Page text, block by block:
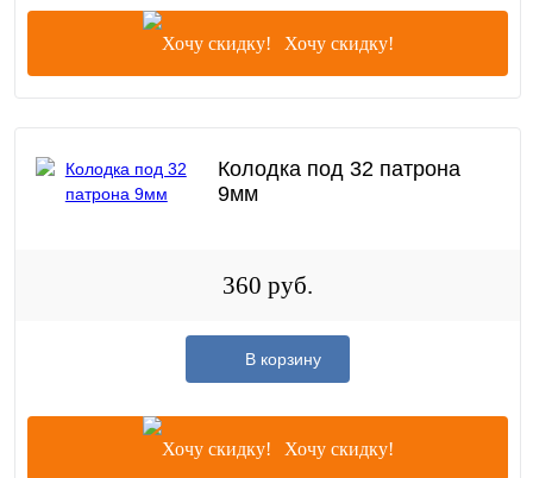
Хочу скидку!
Колодка под 32 патрона
9мм
360 руб.
В корзину
Хочу скидку!